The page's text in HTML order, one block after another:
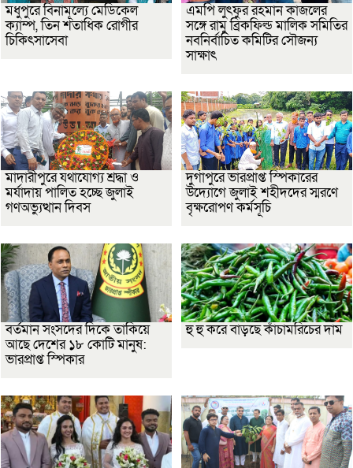
মধুপুরে বিনামূল্যে মেডিকেল
ক্যাম্প, তিন শতাধিক রোগীর
চিকিৎসাসেবা
এমপি লুৎফুর রহমান কাজলের
সঙ্গে রামু ব্রিকফিল্ড মালিক সমিতির
নবনির্বাচিত কমিটির সৌজন্য
সাক্ষাৎ
মাদারীপুরে যথাযোগ্য শ্রদ্ধা ও
মর্যাদায় পালিত হচ্ছে জুলাই
গণঅভ্যুত্থান দিবস
দুর্গাপুরে ভারপ্রাপ্ত স্পিকারের
উদ্যোগে জুলাই শহীদদের স্মরণে
বৃক্ষরোপণ কর্মসূচি
বর্তমান সংসদের দিকে তাকিয়ে
আছে দেশের ১৮ কোটি মানুষ:
ভারপ্রাপ্ত স্পিকার
হু হু করে বাড়ছে কাঁচামরিচের দাম